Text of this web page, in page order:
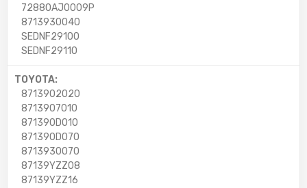
72880AJ0009P
8713930040
SEDNF29100
SEDNF29110
TOYOTA:
8713902020
8713907010
871390D010
871390D070
8713930070
87139YZZ08
87139YZZ16